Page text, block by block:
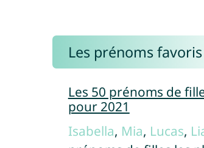
Les prénoms
Les 50 prénoms de
pour 2021
Isabella, Mia, Lucas,